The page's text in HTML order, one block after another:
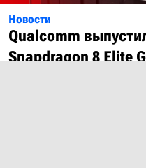
Новости
Qualcomm
Snapdragon 8 Elite